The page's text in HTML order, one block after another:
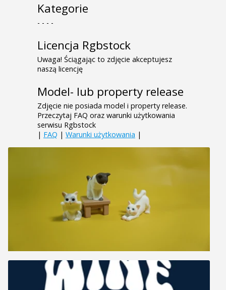
Kategorie
- - - -
Licencja Rgbstock
Uwaga! Ściągając to zdjęcie akceptujesz
naszą licencję
Model- lub property release
Zdjęcie nie posiada model i property release.
Przeczytaj FAQ oraz warunki użytkowania
serwisu Rgbstock
| FAQ | Warunki użytkowania |